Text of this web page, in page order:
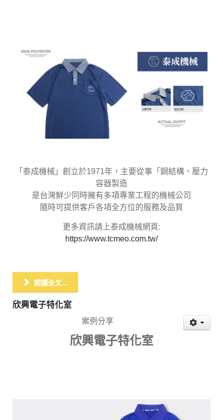
「泰成機械」創立於1971年，主要從事「鋼結構、壓力
容器製造
是台灣鮮少同時擁有多項專業工程的機械公司
隨時可提供客戶各項全方位的服務及品質
更多資訊請上泰成機械網頁:
https://www.tcmeo.com.tw/
閱讀全文...
欣興電子特化室
案例分享
欣興電子特化室